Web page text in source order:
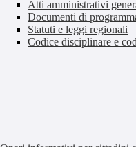
Atti amministrativi
Documenti di
Statuti e leggi regionali
Codice disciplinare e